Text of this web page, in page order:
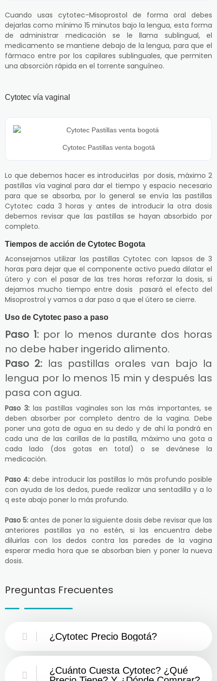
Cuando usas cytotec-Misoprostol de forma oral debes
dejarlas como mínimo 15 minutos bajo la lengua, esta forma
de administrar medicación se le llama sublingual, el
medicamento se mantiene debajo de la lengua, para que el
fármaco entre por los capilares sublinguales, que permiten
una absorción rápida en el torrente sanguíneo.
Cytotec vía vaginal
Cytotec Pastillas venta bogotá
Lo que debemos hacer es introducirlas por dosis, máximo 2
pastillas vía vaginal para dar el tiempo y espacio necesario
para que se absorba, por lo general se envía las pastillas
Cytotec cada 3 horas y antes de introducir la otra dosis
debemos revisar que las pastillas se hayan absorbido por
completo.
Tiempos de acción de Cytotec Bogota
Aconsejamos utilizar las pastillas Cytotec con lapsos de 3
horas para dejar que el componente activo pueda dilatar el
útero y con el pasar de las tres horas reforzar la dosis, si
dejamos mucho tiempo entre dosis pasará el efecto del
Misoprostrol y vamos a dar paso a que el útero se cierre.
Uso de Cytotec paso a paso
Paso 1: por lo menos durante dos horas
no debe haber ingerido alimento.
Paso 2: las pastillas orales van bajo la
lengua por lo menos 15 min y después las
pasa con agua.
Paso 3:las pastillas vaginales son las más importantes, se
deben absorber por completo dentro de la vagina. Debe
poner una gota de agua en su dedo y de ahí la pondrá en
cada una de las carillas de la pastilla, máximo una gota a
cada lado (dos gotas en total) o se devánese la
medicación.
Paso 4: debe introducir las pastillas lo más profundo posible
con ayuda de los dedos, puede realizar una sentadilla y a lo
q este abajo poner lo más profundo.
Paso 5: antes de poner la siguiente dosis debe revisar que las
anteriores pastillas ya no estén, si las encuentra debe
diluirlas con los dedos contra las paredes de la vagina
esperar media hora que se absorban bien y poner la nueva
dosis.
Preguntas Frecuentes
¿Cytotec Precio Bogotá?
¿Cuánto Cuesta Cytotec? ¿Qué